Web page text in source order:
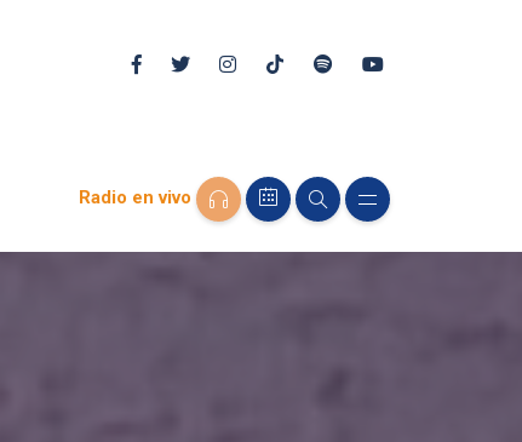
Radio en vivo